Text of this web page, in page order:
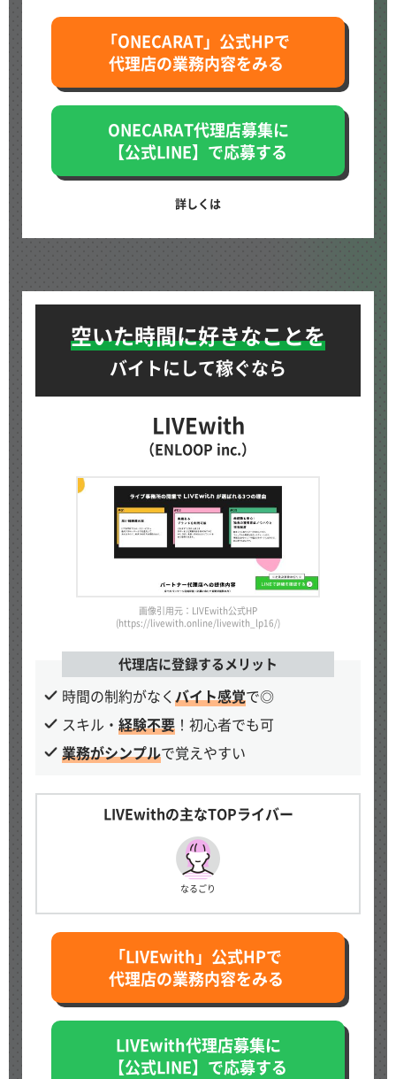
「ONECARAT」公式HPで
代理店の業務内容をみる
ONECARAT代理店募集に
【公式LINE】で応募する
詳しくは
空いた時間に好きなことを
バイトにして稼ぐなら
LIVEwith
（ENLOOP inc.）
画像引用元：LIVEwith公式HP
(https://livewith.online/livewith_lp16/)
代理店に登録するメリット
時間の制約がなく バイト感覚で◎
スキル・ 経験不要 ！初心者でも可
業務がシンプルで覚えやすい
LIVEwithの主なTOPライバー
なるごり
「LIVEwith」公式HPで
代理店の業務内容をみる
LIVEwith代理店募集に
【公式LINE】で応募する